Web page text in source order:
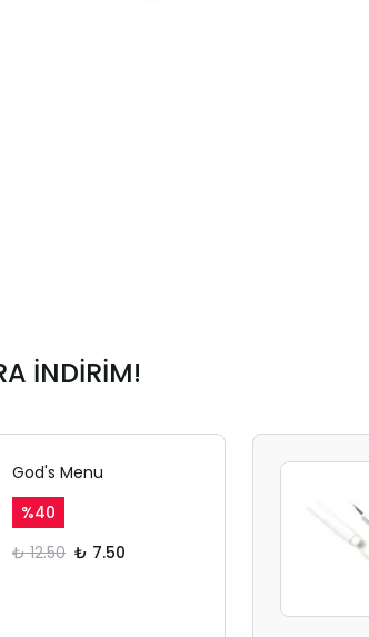
İNDİRİM!
God's Menu
%40
₺ 12.50 ₺ 7.50